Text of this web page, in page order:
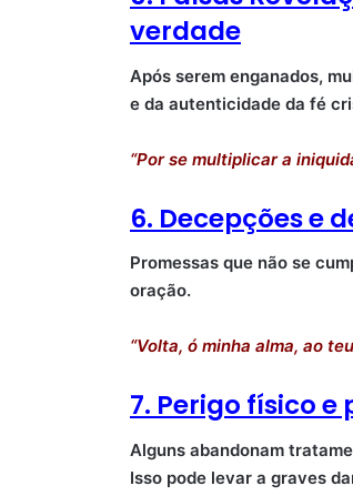
verdade
Após serem enganados,
e da autenticidade da fé
“Por se multiplicar a
6. Decepções e
Promessas que não se
oração.
“Volta, ó minha alma, ao
7. Perigo físico e
Alguns abandonam
Isso pode levar a graves